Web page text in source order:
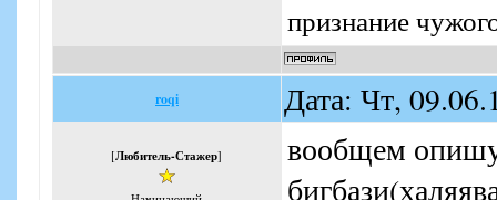
признание
roqi Дата: Чт,
[Любитель-Стажер]
вообщем опишу